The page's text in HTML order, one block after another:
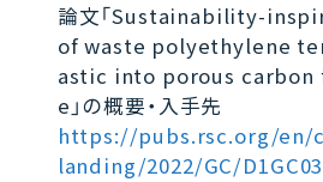
論文「Sustainability-
of waste polyethylene
astic into porous carbon
e」の概要・入手先
https://pubs.rsc.org/
landing/2022/GC/